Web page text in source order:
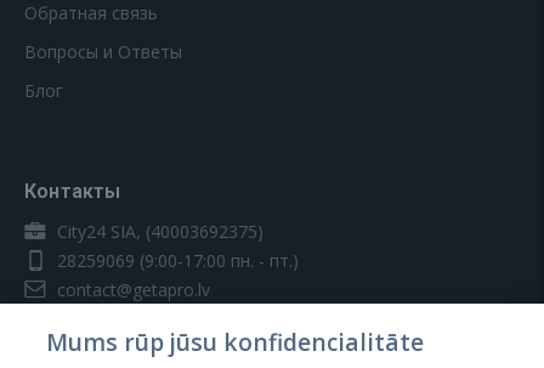
Обратная связь
Вопросы и Ответы
Блог
Контакты
City24 SIA, (40003692375)
28259069 (9:00-17:00 пн. - пт.)
contact@getapro.lv
Mums rūp jūsu konfidencialitāte